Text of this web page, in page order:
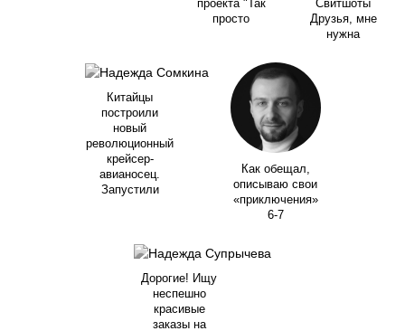
проекта "Так
просто
Свитшоты
Друзья, мне
нужна
Китайцы
построили
новый
революционный
крейсер-
авианосец.
Запустили
Как обещал,
описываю свои
«приключения»
6-7
Дорогие! Ищу
неспешно
красивые
заказы на